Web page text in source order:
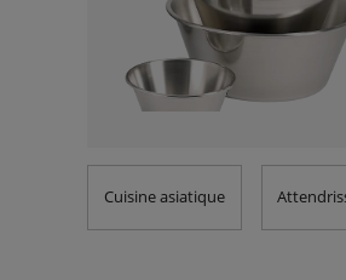
Cuisine asiatique